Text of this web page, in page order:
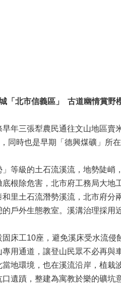
「北市信義區」 古道幽情賞野
三張犁農民通往文山地區賣
同時也是早期「德興煤礦」所
級的土石流溪流，地勢陡峭
根除危害，北市府工務局大地
土石流潛勢溪流，北市府分
戶外生態教室。溪溝治理採用
工10座，避免溪床受水流侵
用通道，讓登山民眾不必再與
環境，也在溪流沿岸，植栽
遺蹟，整建為寓教於樂的礦坑